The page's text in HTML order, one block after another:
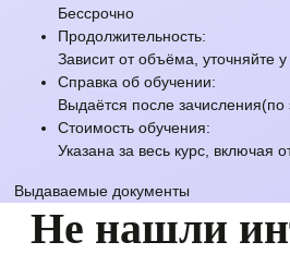
Бессрочно
Продолжительность:
Зависит от объёма, уточняйте
Справка об обучении:
Выдаётся после зачисления(по
Стоимость обучения:
Указана за весь курс, включая
Выдаваемые документы
Не нашли